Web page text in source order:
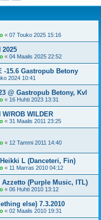
« 07 Touko 2025 15:16
2025
« 04 Maalis 2025 22:52
-15.6 Gastropub Betony
2024 10:41
@ Gastropub Betony, Kvl
« 16 Huhti 2023 13:31
ROB WILDER
« 31 Maalis 2011 23:25
« 12 Tammi 2011 14:40
L (Danceteri, Fin)
« 11 Marras 2010 04:12
(Purple Music, ITL)
« 06 Huhti 2010 13:12
else) 7.3.2010
« 02 Maalis 2010 19:31